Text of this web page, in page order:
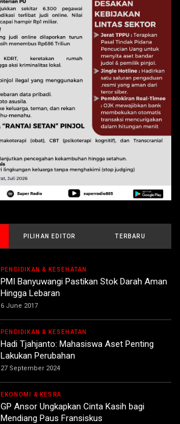
PILIHAN EDITOR TERBARU
PENDIDIKAN & KESEHATAN
PMI Banyuwangi Pastikan Stok Darah Aman
Hingga Lebaran
6 June 2017
PENDIDIKAN & KESEHATAN
Hadi Tjahjanto: Mahasiswa Aset Penting
Lakukan Perubahan
27 September 2024
EKONOMI & KESRA
GP Ansor Ungkapkan Cinta Kasih bagi
Mendiang Paus Fransiskus